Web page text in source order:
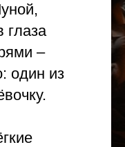
–
один из